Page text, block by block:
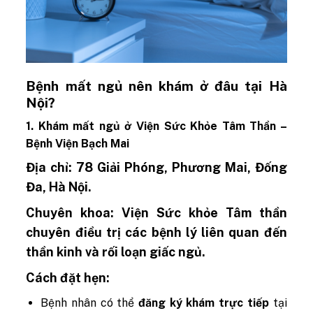
Bệnh mất ngủ nên khám ở đâu tại Hà
Nội?
1. Khám mất ngủ ở Viện Sức Khỏe Tâm Thần –
Bệnh Viện Bạch Mai
Địa chỉ: 78 Giải Phóng, Phương Mai, Đống
Đa, Hà Nội.
Chuyên khoa:Viện Sức khỏe Tâm thần
chuyên điều trị các bệnh lý liên quan đến
thần kinh và rối loạn giấc ngủ.
Cách đặt hẹn:
Bệnh nhân có thể đăng ký khám trực tiếptại